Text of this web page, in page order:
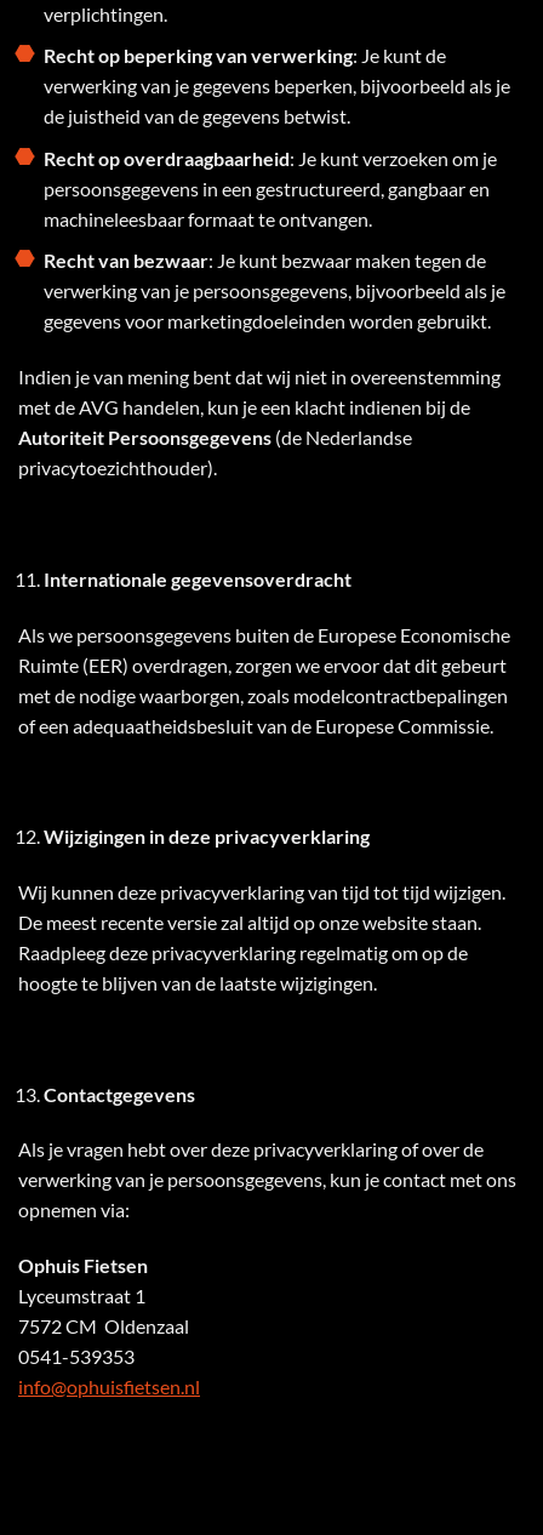
verplichtingen.
Recht op beperking van verwerking: Je kunt de
verwerking van je gegevens beperken, bijvoorbeeld als je
de juistheid van de gegevens betwist.
Recht op overdraagbaarheid: Je kunt verzoeken om je
persoonsgegevens in een gestructureerd, gangbaar en
machineleesbaar formaat te ontvangen.
Recht van bezwaar: Je kunt bezwaar maken tegen de
verwerking van je persoonsgegevens, bijvoorbeeld als je
gegevens voor marketingdoeleinden worden gebruikt.
Indien je van mening bent dat wij niet in overeenstemming
met de AVG handelen, kun je een klacht indienen bij de
Autoriteit Persoonsgegevens (de Nederlandse
privacytoezichthouder).
Internationale gegevensoverdracht
Als we persoonsgegevens buiten de Europese Economische
Ruimte (EER) overdragen, zorgen we ervoor dat dit gebeurt
met de nodige waarborgen, zoals modelcontractbepalingen
of een adequaatheidsbesluit van de Europese Commissie.
Wijzigingen in deze privacyverklaring
Wij kunnen deze privacyverklaring van tijd tot tijd wijzigen.
De meest recente versie zal altijd op onze website staan.
Raadpleeg deze privacyverklaring regelmatig om op de
hoogte te blijven van de laatste wijzigingen.
Contactgegevens
Als je vragen hebt over deze privacyverklaring of over de
verwerking van je persoonsgegevens, kun je contact met ons
opnemen via:
Ophuis Fietsen
Lyceumstraat 1
7572 CM Oldenzaal
0541-539353
info@ophuisfietsen.nl